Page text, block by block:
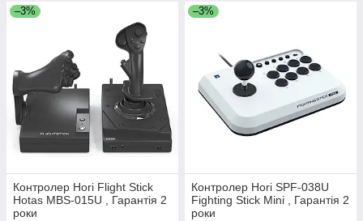
–3%
Контролер Hori Flight Stick
Hotas MBS-015U , Гарантія 2
роки
–3%
Контролер Hori SPF-038U
Fighting Stick Mini , Гарантія 2
роки